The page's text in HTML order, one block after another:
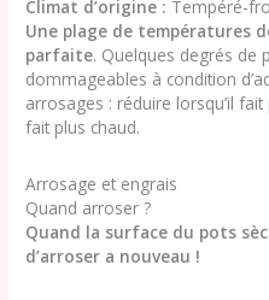
Climat d’origine : Tempéré-
Une plage de températures
parfaite. Quelques degrés de
dommageables à condition
arrosages : réduire lorsqu’il
fait plus chaud.
Arrosage et engrais
Quand arroser ?
Quand la surface du pots
d’arroser a nouveau !